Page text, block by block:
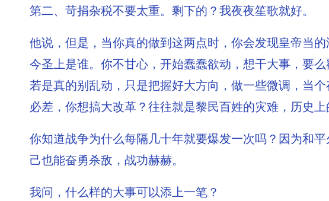
第二、苛捐杂税不要太重。剩下的？我夜夜笙歌就好。
他说，但是，当你真的做到这两点时，你会发现皇帝当
今圣上是谁。你不甘心，开始蠢蠢欲动，想干大事，要
若是真的别乱动，只是把握好大方向，做一些微调，当
必差，你想搞大改革？往往就是黎民百姓的灾难，历史上
你知道战争为什么每隔几十年就要爆发一次吗？因为和
己也能奋勇杀敌，战功赫赫。
我问，什么样的大事可以添上一笔？